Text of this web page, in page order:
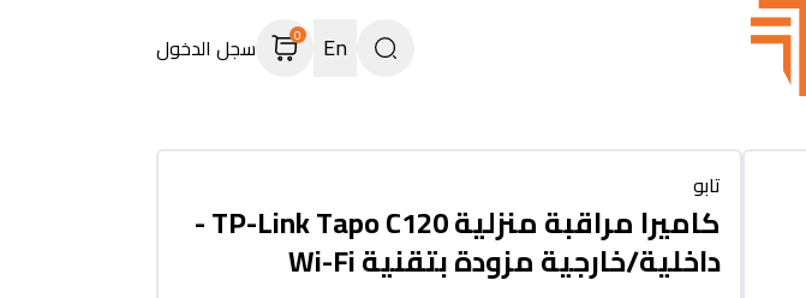
En
0 سجل الدخول
تابو
كاميرا مراقبة منزلية TP-Link Tapo C120 -
داخلية/خارجية مزودة بتقنية Wi-Fi